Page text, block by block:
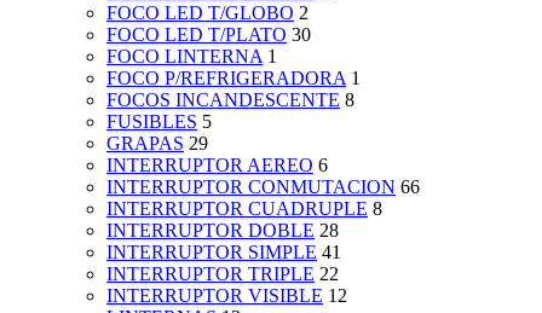
FOCO LED T/GLOBO 2
FOCO LED T/PLATO 30
FOCO LINTERNA 1
FOCO P/REFRIGERADORA 1
FOCOS INCANDESCENTE 8
FUSIBLES 5
GRAPAS 29
INTERRUPTOR AEREO 6
INTERRUPTOR CONMUTACION 66
INTERRUPTOR CUADRUPLE 8
INTERRUPTOR DOBLE 28
INTERRUPTOR SIMPLE 41
INTERRUPTOR TRIPLE 22
INTERRUPTOR VISIBLE 12